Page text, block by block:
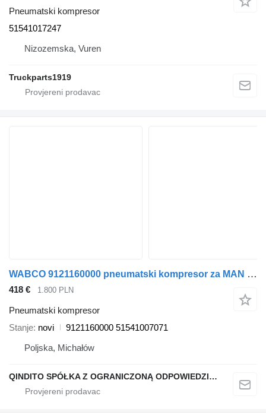
Pneumatski kompresor
51541017247
Nizozemska, Vuren
Truckparts1919
WABCO 9121160000 pneumatski kompresor za MAN tegljača
418 € 1.800 PLN
Pneumatski kompresor
Stanje novi
9121160000 51541007071
Poljska, Michałów
QINDITO SPÓŁKA Z OGRANICZONĄ ODPOWIEDZIALNOŚCIĄ